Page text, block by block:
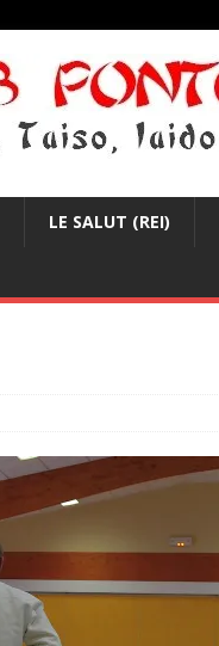
LE SALUT (REI)